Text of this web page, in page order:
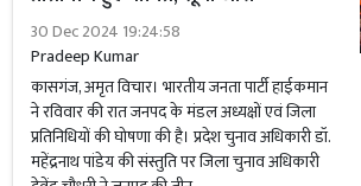
30 Dec 2024 19:24:58
Pradeep Kumar
कासगंज, अमृत विचार। भारतीय जनता पार्टी हाईकमान
ने रविवार की रात जनपद के मंडल अध्यक्षों एवं जिला
प्रतिनिधियों की घोषणा की है। प्रदेश चुनाव अधिकारी डॉ.
महेंद्रनाथ पांडेय की संस्तुति पर जिला चुनाव अधिकारी